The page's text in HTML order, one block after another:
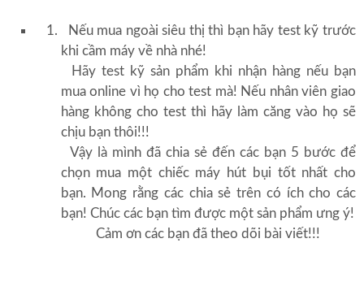
Nếu mua ngoài siêu thị thì bạn hãy test kỹ trước
khi cầm máy về nhà nhé!
Hãy test kỹ sản phẩm khi nhận hàng nếu bạn
mua online vì họ cho test mà! Nếu nhân viên giao
hàng không cho test thì hãy làm căng vào họ sẽ
chịu bạn thôi!!!
Vậy là mình đã chia sẻ đến các bạn 5 bước để
chọn mua một chiếc máy hút bụi tốt nhất cho
bạn. Mong rằng các chia sẻ trên có ích cho các
bạn! Chúc các bạn tìm được một sản phẩm ưng ý!
Cảm ơn các bạn đã theo dõi bài viết!!!